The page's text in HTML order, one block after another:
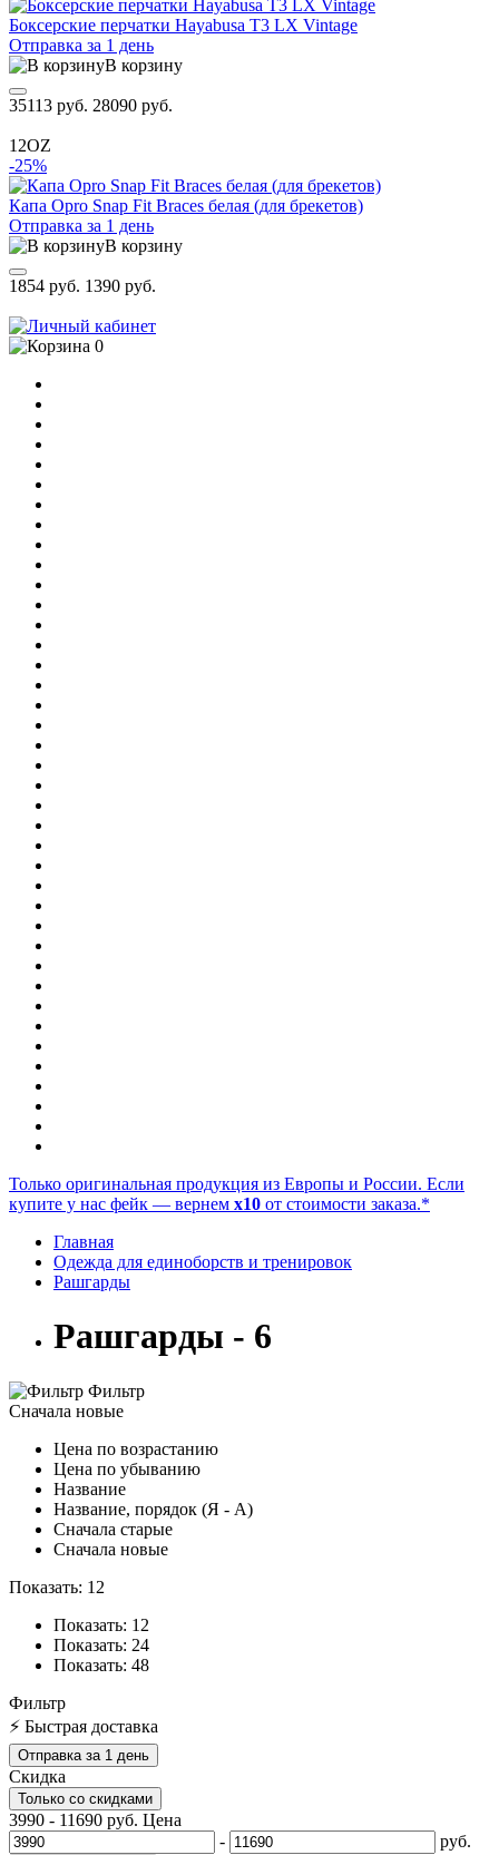
Боксерские перчатки Hayabusa T3 LX Vintage
Отправка за 1 день
В корзину
35113 руб. 28090 руб.
12OZ
-25%
Капа Opro Snap Fit Braces белая (для брекетов)
Отправка за 1 день
В корзину
1854 руб. 1390 руб.
0
Только оригинальная продукция из Европы и России. Если
купите у нас фейк — вернем x10 от стоимости заказа.*
Главная
Одежда для единоборств и тренировок
Рашгарды
Рашгарды - 6
Фильтр
Сначала новые
Цена по возрастанию
Цена по убыванию
Название
Название, порядок (Я - А)
Сначала старые
Сначала новые
Показать: 12
Показать: 12
Показать: 24
Показать: 48
Фильтр
⚡ Быстрая доставка
Отправка за 1 день
Скидка
Только со cкидками
3990 - 11690 руб. Цена
-
руб.